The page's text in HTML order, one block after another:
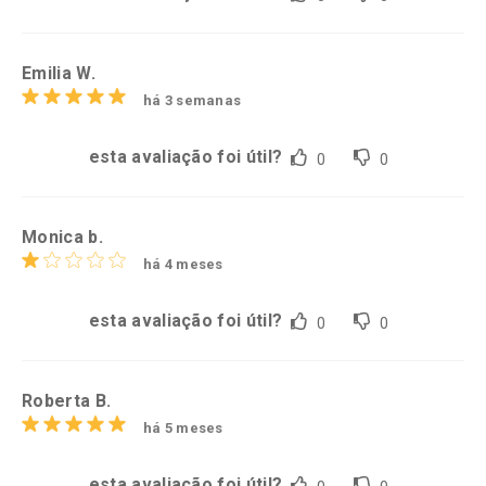
Emilia W.
há 3 semanas
esta avaliação foi útil? 0 0
Monica b.
há 4 meses
esta avaliação foi útil? 0 0
Roberta B.
há 5 meses